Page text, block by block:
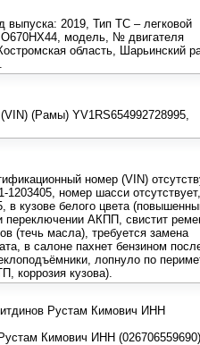
выпуска: 2019, Тип ТС – легковой
О670НХ44, модель, № двигателя
область, Шарьинский
(Рамы) YV1RS654992728995,
номер (VIN)
номер шасси отсутствует,
в кузове белого цвета
переключении АКПП, свистит
(течь масла), требуется замена
в салоне пахнет бензином
лопнуло по
коррозия кузова).
Рустам Кимович ИНН
Кимович ИНН